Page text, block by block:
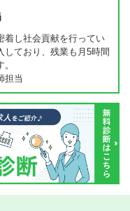
着し社会貢献を行ってい
しており、残業も月5時間
担当